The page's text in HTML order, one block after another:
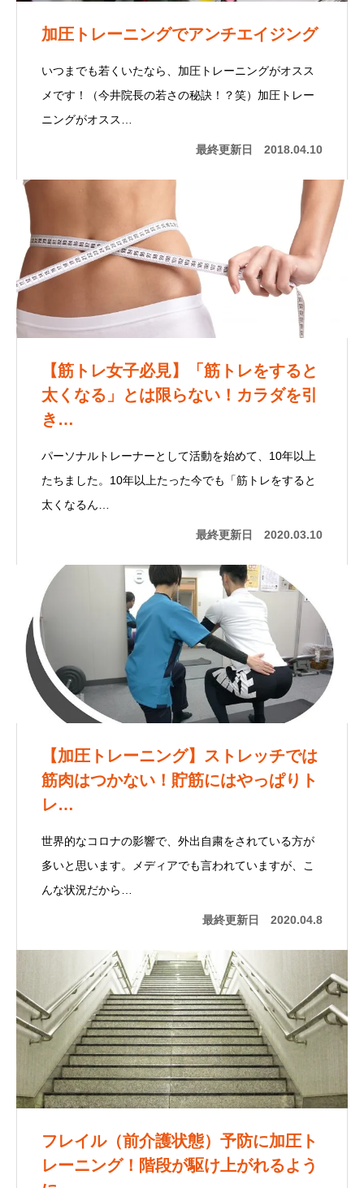
加圧トレーニングでアンチエイジング
いつまでも若くいたなら、加圧トレーニングがオスス
メです！（今井院長の若さの秘訣！？笑）加圧トレー
ニングがオスス…
最終更新日 2018.04.10
【筋トレ女子必見】「筋トレをすると
太くなる」とは限らない！カラダを引
き…
パーソナルトレーナーとして活動を始めて、10年以上
たちました。10年以上たった今でも「筋トレをすると
太くなるん…
最終更新日 2020.03.10
【加圧トレーニング】ストレッチでは
筋肉はつかない！貯筋にはやっぱりト
レ…
世界的なコロナの影響で、外出自粛をされている方が
多いと思います。メディアでも言われていますが、こ
んな状況だから…
最終更新日 2020.04.8
フレイル（前介護状態）予防に加圧ト
レーニング！階段が駆け上がれるよう